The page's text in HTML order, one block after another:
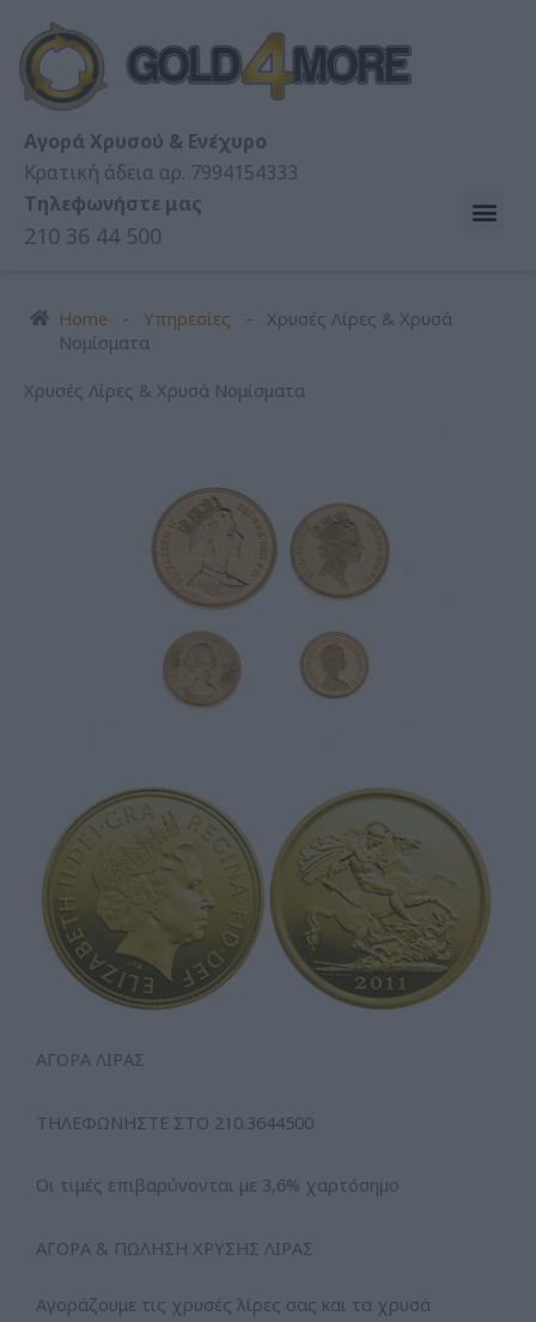
content
Αγορά Χρυσού & Ενέχυρο
Κρατική άδεια αρ. 7994154333
Τηλεφωνήστε μας
210 36 44 500
Home - Υπηρεσίες -
Χρυσές Λίρες & Χρυσά
Νομίσματα
Χρυσές Λίρες & Χρυσά Νομίσματα
ΑΓΟΡΑ ΛΙΡΑΣ
ΤΗΛΕΦΩΝΗΣΤΕ ΣΤΟ 210.3644500
Οι τιμές επιβαρύνονται με 3,6% χαρτόσημο
ΑΓΟΡΑ & ΠΩΛΗΣΗ ΧΡΥΣΗΣ ΛΙΡΑΣ
Αγοράζουμε τις χρυσές λίρες σας και τα χρυσά